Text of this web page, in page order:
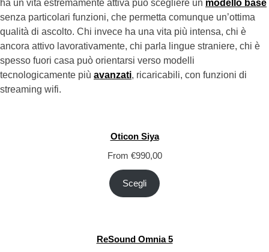
ha un vita estremamente attiva può scegliere un modello base
senza particolari funzioni, che permetta comunque un’ottima
qualità di ascolto. Chi invece ha una vita più intensa, chi è
ancora attivo lavorativamente, chi parla lingue straniere, chi è
spesso fuori casa può orientarsi verso modelli
tecnologicamente più avanzati, ricaricabili, con funzioni di
streaming wifi.
Oticon Siya
From €990,00
Scegli
ReSound Omnia 5